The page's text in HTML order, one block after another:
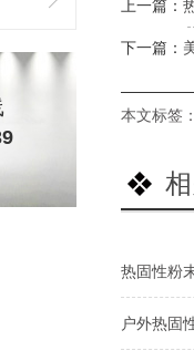
上一篇：
下一篇：
本文标签：
热固性粉
户外热固